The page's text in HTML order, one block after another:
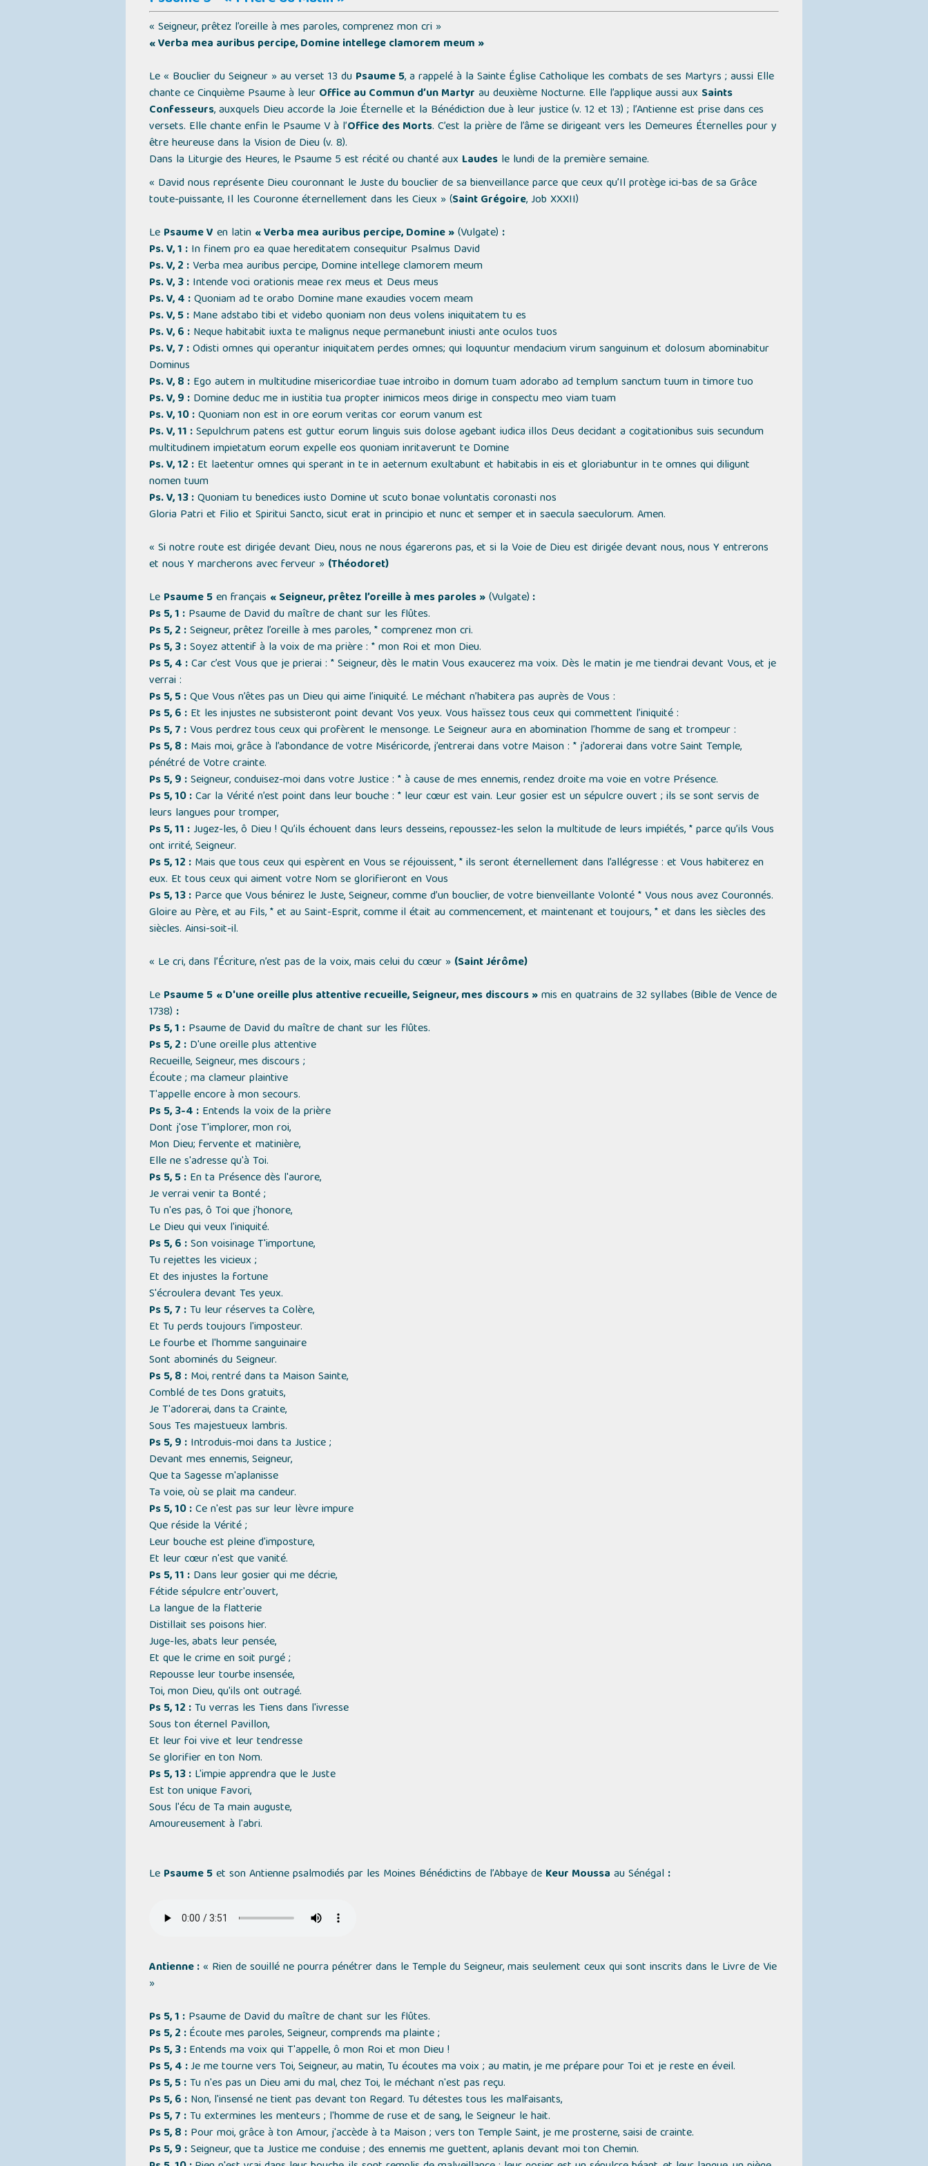
« Seigneur, prêtez l’oreille à mes paroles, comprenez mon cri »
« Verba mea auribus percipe, Domine intellege clamorem meum »
Le« Bouclier du Seigneur »au verset 13 du Psaume 5, a rappelé à la Sainte Église Catholique les combats de ses Martyrs ; aussi Elle
chante ce Cinquième Psaume à leur Office au Commun d’un Martyr au deuxième Nocturne. Elle l’applique aussi aux Saints
Confesseurs, auxquels Dieu accorde la Joie Éternelle et la Bénédiction due à leur justice (v. 12 et 13) ; l’Antienne est prise dans ces
versets. Elle chante enfin le Psaume V à l’Office des Morts. C’est la prière de l’âme se dirigeant vers les Demeures Éternelles pour y
être heureuse dans la Vision de Dieu (v. 8).
Dans la Liturgie des Heures, le Psaume 5 est récité ou chanté aux Laudesle lundi de la première semaine.
« David nous représente Dieu couronnant le Juste du bouclier de sa bienveillance parce que ceux qu’Il protège ici-bas de sa Grâce
toute-puissante, Il les Couronne éternellement dans les Cieux »(Saint Grégoire, Job XXXII)
Le Psaume V en latin « Verba mea auribus percipe, Domine »(Vulgate) :
Ps. V, 1 :In finem pro ea quae hereditatem consequitur Psalmus David
Ps. V, 2 :Verba mea auribus percipe, Domine intellege clamorem meum
Ps. V, 3 :Intende voci orationis meae rex meus et Deus meus
Ps. V, 4 :Quoniam ad te orabo Domine mane exaudies vocem meam
Ps. V, 5 :Mane adstabo tibi et videbo quoniam non deus volens iniquitatem tu es
Ps. V, 6 :Neque habitabit iuxta te malignus neque permanebunt iniusti ante oculos tuos
Ps. V, 7 :Odisti omnes qui operantur iniquitatem perdes omnes; qui loquuntur mendacium virum sanguinum et dolosum abominabitur
Dominus
Ps. V, 8 :Ego autem in multitudine misericordiae tuae introibo in domum tuam adorabo ad templum sanctum tuum in timore tuo
Ps. V, 9 :Domine deduc me in iustitia tua propter inimicos meos dirige in conspectu meo viam tuam
Ps. V, 10 :Quoniam non est in ore eorum veritas cor eorum vanum est
Ps. V, 11 :Sepulchrum patens est guttur eorum linguis suis dolose agebant iudica illos Deus decidant a cogitationibus suis secundum
multitudinem impietatum eorum expelle eos quoniam inritaverunt te Domine
Ps. V, 12 :Et laetentur omnes qui sperant in te in aeternum exultabunt et habitabis in eis et gloriabuntur in te omnes qui diligunt
nomen tuum
Ps. V, 13 :Quoniam tu benedices iusto Domine ut scuto bonae voluntatis coronasti nos
Gloria Patri et Filio et Spiritui Sancto, sicut erat in principio et nunc et semper et in saecula saeculorum. Amen.
« Si notre route est dirigée devant Dieu, nous ne nous égarerons pas, et si la Voie de Dieu est dirigée devant nous, nous Y entrerons
et nous Y marcherons avec ferveur » (Théodoret)
Le Psaume 5en français « Seigneur, prêtez l’oreille à mes paroles »(Vulgate) :
Ps 5, 1 : Psaume de David du maître de chant sur les flûtes.
Ps 5, 2 :Seigneur, prêtez l’oreille à mes paroles, * comprenez mon cri.
Ps 5, 3 :Soyez attentif à la voix de ma prière : * mon Roi et mon Dieu.
Ps 5, 4 :Car c’est Vous que je prierai : * Seigneur, dès le matin Vous exaucerez ma voix. Dès le matin je me tiendrai devant Vous, et je
verrai :
Ps 5, 5 :Que Vous n’êtes pas un Dieu qui aime l’iniquité. Le méchant n’habitera pas auprès de Vous :
Ps 5, 6 :Et les injustes ne subsisteront point devant Vos yeux. Vous haïssez tous ceux qui commettent l’iniquité :
Ps 5, 7 :Vous perdrez tous ceux qui profèrent le mensonge. Le Seigneur aura en abomination l’homme de sang et trompeur :
Ps 5, 8 :Mais moi, grâce à l’abondance de votre Miséricorde, j’entrerai dans votre Maison : * j’adorerai dans votre Saint Temple,
pénétré de Votre crainte.
Ps 5, 9 :Seigneur, conduisez-moi dans votre Justice : * à cause de mes ennemis, rendez droite ma voie en votre Présence.
Ps 5, 10 :Car la Vérité n’est point dans leur bouche : * leur cœur est vain. Leur gosier est un sépulcre ouvert ; ils se sont servis de
leurs langues pour tromper,
Ps 5, 11 :Jugez-les, ô Dieu ! Qu’ils échouent dans leurs desseins, repoussez-les selon la multitude de leurs impiétés, * parce qu’ils Vous
ont irrité, Seigneur.
Ps 5, 12 :Mais que tous ceux qui espèrent en Vous se réjouissent, * ils seront éternellement dans l’allégresse : et Vous habiterez en
eux. Et tous ceux qui aiment votre Nom se glorifieront en Vous
Ps 5, 13 :Parce que Vous bénirez le Juste, Seigneur, comme d’un bouclier, de votre bienveillante Volonté * Vous nous avez Couronnés.
Gloire au Père, et au Fils, * et au Saint-Esprit, comme il était au commencement, et maintenant et toujours, * et dans les siècles des
siècles. Ainsi-soit-il.
« Le cri, dans l’Écriture, n’est pas de la voix, mais celui du cœur » (Saint Jérôme)
Le Psaume 5 « D'une oreille plus attentive recueille, Seigneur, mes discours »mis en quatrains de 32 syllabes (Bible de Vence de
1738) :
Ps 5, 1 : Psaume de David du maître de chant sur les flûtes.
Ps 5, 2 :D'une oreille plus attentive
Recueille, Seigneur, mes discours ;
Écoute ; ma clameur plaintive
T'appelle encore à mon secours.
Ps 5, 3-4 :Entends la voix de la prière
Dont j'ose T'implorer, mon roi,
Mon Dieu; fervente et matinière,
Elle ne s'adresse qu'à Toi.
Ps 5, 5 :En ta Présence dès l'aurore,
Je verrai venir ta Bonté ;
Tu n'es pas, ô Toi que j'honore,
Le Dieu qui veux l'iniquité.
Ps 5, 6 :Son voisinage T'importune,
Tu rejettes les vicieux ;
Et des injustes la fortune
S'écroulera devant Tes yeux.
Ps 5, 7 :Tu leur réserves ta Colère,
Et Tu perds toujours l'imposteur.
Le fourbe et l'homme sanguinaire
Sont abominés du Seigneur.
Ps 5, 8 :Moi, rentré dans ta Maison Sainte,
Comblé de tes Dons gratuits,
Je T'adorerai, dans ta Crainte,
Sous Tes majestueux lambris.
Ps 5, 9 :Introduis-moi dans ta Justice ;
Devant mes ennemis, Seigneur,
Que ta Sagesse m'aplanisse
Ta voie, où se plait ma candeur.
Ps 5, 10 :Ce n'est pas sur leur lèvre impure
Que réside la Vérité ;
Leur bouche est pleine d'imposture,
Et leur cœur n'est que vanité.
Ps 5, 11 :Dans leur gosier qui me décrie,
Fétide sépulcre entr'ouvert,
La langue de la flatterie
Distillait ses poisons hier.
Juge-les, abats leur pensée,
Et que le crime en soit purgé ;
Repousse leur tourbe insensée,
Toi, mon Dieu, qu'ils ont outragé.
Ps 5, 12 :Tu verras les Tiens dans l'ivresse
Sous ton éternel Pavillon,
Et leur foi vive et leur tendresse
Se glorifier en ton Nom.
Ps 5, 13 :L'impie apprendra que le Juste
Est ton unique Favori,
Sous l'écu de Ta main auguste,
Amoureusement à l'abri.
Le Psaume 5et son Antienne psalmodiés par les Moines Bénédictins de l’Abbaye de Keur Moussa au Sénégal :
Antienne :« Rien de souillé ne pourra pénétrer dans le Temple du Seigneur, mais seulement ceux qui sont inscrits dans le Livre de Vie
»
Ps 5, 1 : Psaume de David du maître de chant sur les flûtes.
Ps 5, 2 :Écoute mes paroles, Seigneur, comprends ma plainte ;
Ps 5, 3 :Entends ma voix qui T'appelle, ô mon Roi et mon Dieu !
Ps 5, 4 :Je me tourne vers Toi, Seigneur, au matin, Tu écoutes ma voix ; au matin, je me prépare pour Toi et je reste en éveil.
Ps 5, 5 :Tu n'es pas un Dieu ami du mal, chez Toi, le méchant n'est pas reçu.
Ps 5, 6 :Non, l'insensé ne tient pas devant ton Regard. Tu détestes tous les malfaisants,
Ps 5, 7 :Tu extermines les menteurs ; l'homme de ruse et de sang, le Seigneur le hait.
Ps 5, 8 :Pour moi, grâce à ton Amour, j'accède à ta Maison ; vers ton Temple Saint, je me prosterne, saisi de crainte.
Ps 5, 9 :Seigneur, que ta Justice me conduise ; des ennemis me guettent, aplanis devant moi ton Chemin.